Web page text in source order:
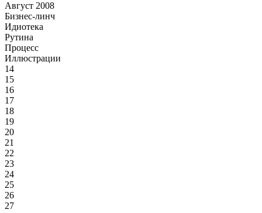
Август 2008
Бизнес-линч
Идиотека
Рутина
Процесс
Иллюстрации
14
15
16
17
18
19
20
21
22
23
24
25
26
27